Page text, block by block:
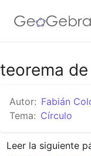
Google
GeoGebra
teorema
Autor: Fabián
Tema: Círculo